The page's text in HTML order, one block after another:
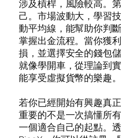
涉及槓桿，風險較高。
己。市場波動大，學習
動平均線，能幫助你判
掌握出金流程。當你獲
損，並選擇安全的錢包
就像學開車，從理論到
能享受虛擬貨幣的樂趣。
若你已經開始有興趣真
重要的不是一次搞懂所
一個適合自己的起點。